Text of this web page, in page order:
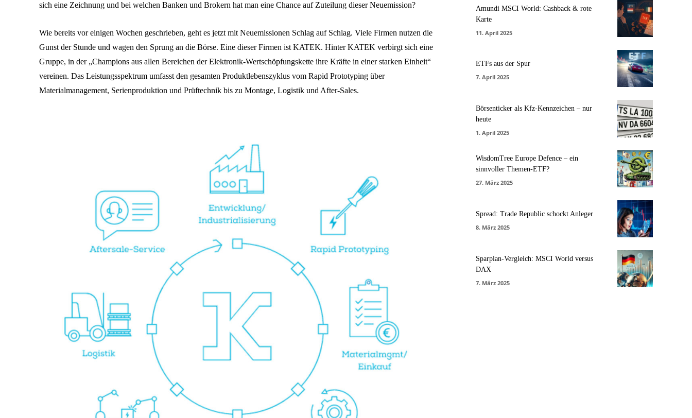
sich eine Zeichnung und bei welchen Banken und Brokern hat man eine Chance auf Zuteilung dieser Neuemission?
Wie bereits vor einigen Wochen geschrieben, geht es jetzt mit Neuemissionen Schlag auf Schlag. Viele Firmen nutzen die
Gunst der Stunde und wagen den Sprung an die Börse. Eine dieser Firmen ist KATEK. Hinter KATEK verbirgt sich eine
Gruppe, in der „Champions aus allen Bereichen der Elektronik-Wertschöpfungskette ihre Kräfte in einer starken Einheit“
vereinen. Das Leistungsspektrum umfasst den gesamten Produktlebenszyklus vom Rapid Prototyping über
Materialmanagement, Serienproduktion und Prüftechnik bis zu Montage, Logistik und After-Sales.
Amundi MSCI World: Cashback & rote
Karte
11. April 2025
ETFs aus der Spur
7. April 2025
Börsenticker als Kfz-Kennzeichen – nur
heute
1. April 2025
WisdomTree Europe Defence – ein
sinnvoller Themen-ETF?
27. März 2025
Spread: Trade Republic schockt Anleger
8. März 2025
Sparplan-Vergleich: MSCI World versus
DAX
7. März 2025